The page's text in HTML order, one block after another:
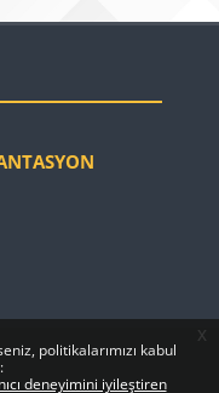
politikalarımızı kabul
deneyimini iyileştiren
x